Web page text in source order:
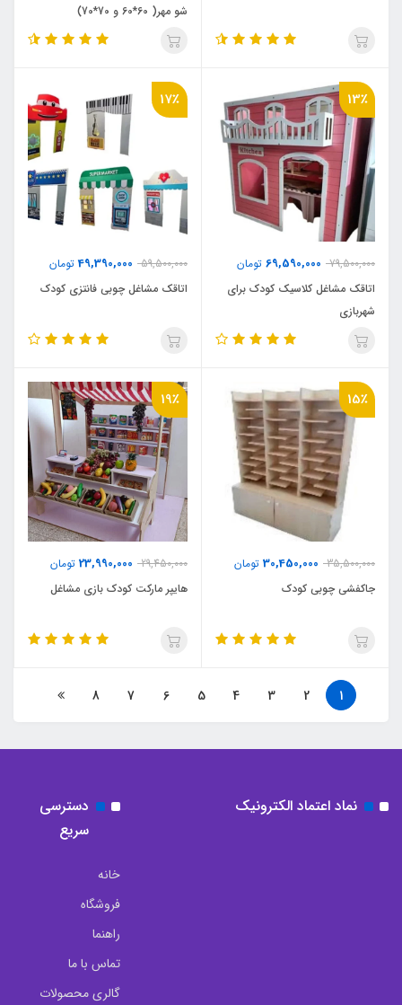
شو مهر( 60*60 و 70*70)
13٪
79,500,000
69,590,000 تومان
اتاقک مشاغل کلاسیک کودک برای
شهربازی
17٪
59,500,000
49,390,000تومان
اتاقک مشاغل چوبی فانتزی کودک
15٪
35,500,000
30,450,000 تومان
جاکفشی چوبی کودک
19٪
29,450,000
23,990,000 تومان
هایپر مارکت کودک بازی مشاغل
1
2
3
4
5
6
7
8
نماد اعتماد الکترونیک
دسترسی
سریع
خانه
فروشگاه
راهنما
تماس با ما
گالری محصولات